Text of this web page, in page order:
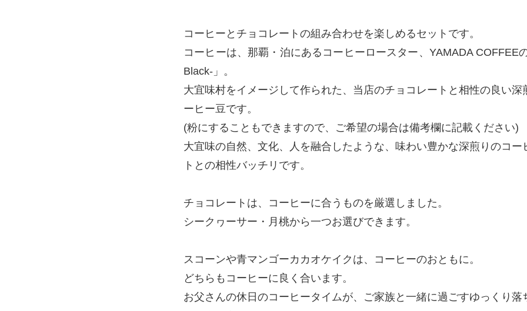
コーヒーとチョコレートの組み合わせを楽しめるセットです。
コーヒーは、那覇・泊にあるコーヒーロースター、YAMADA COFFEE
Black-」。
大宜味村をイメージして作られた、当店のチョコレートと相性の良い深
ーヒー豆です。
(粉にすることもできますので、ご希望の場合は備考欄に記載ください)
大宜味の自然、文化、人を融合したような、味わい豊かな深煎りのコー
トとの相性バッチリです。
チョコレートは、コーヒーに合うものを厳選しました。
シークヮーサー・月桃から一つお選びできます。
スコーンや青マンゴーカカオケイクは、コーヒーのおともに。
どちらもコーヒーに良く合います。
お父さんの休日のコーヒータイムが、ご家族と一緒に過ごすゆっくり落